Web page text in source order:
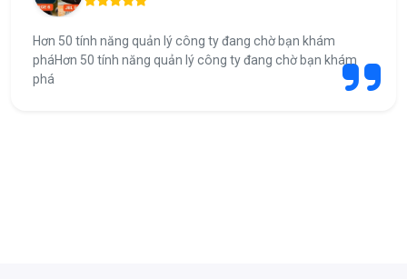
Hơn 50 tính năng quản lý công ty đang chờ bạn khám
pháHơn 50 tính năng quản lý công ty đang chờ bạn khám
phá